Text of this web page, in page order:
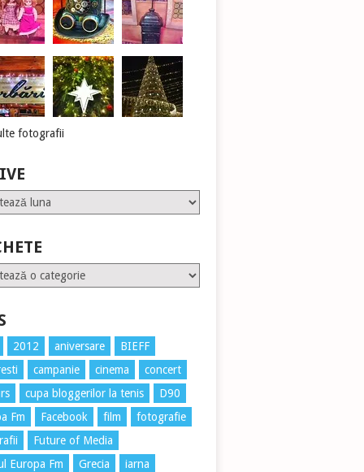
fotografii
2012 aniversare
BIEFF
campanie cinema
concert
cupa bloggerilor la tenis
D90
Fm
Facebook film
fotografie
Future of Media
Europa Fm
Grecia
iarna